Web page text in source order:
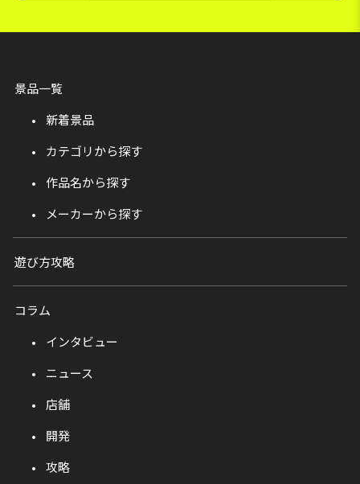
景品一覧
新着景品
カテゴリから探す
作品名から探す
メーカーから探す
遊び方攻略
コラム
インタビュー
ニュース
店舗
開発
攻略